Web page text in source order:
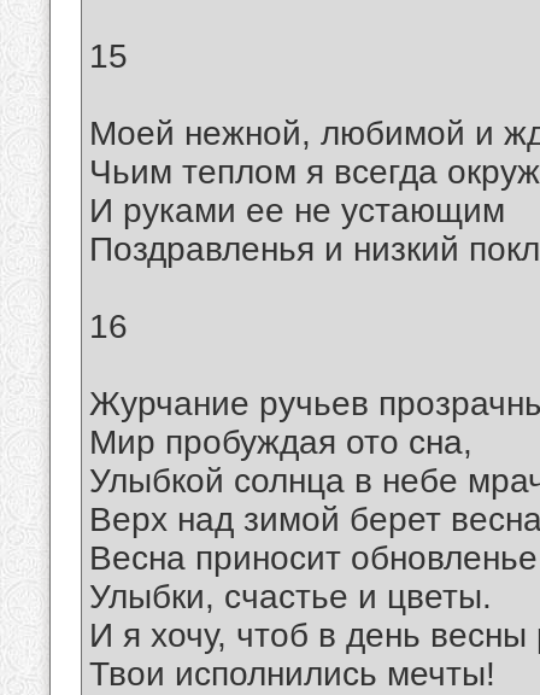
15
Моей нежной, любимой и
Чьим теплом я всегда
И руками ее не устающим
Поздравленья и низкий
16
Журчание ручьев
Мир пробуждая ото сна,
Улыбкой солнца в небе
Верх над зимой берет
Весна приносит
Улыбки, счастье и цветы.
И я хочу, чтоб в день
Твои исполнились мечты!